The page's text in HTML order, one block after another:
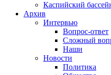
Каспийский
Архив
Интервью
Вопрос-ответ
Сложный
Наши
Новости
Политика